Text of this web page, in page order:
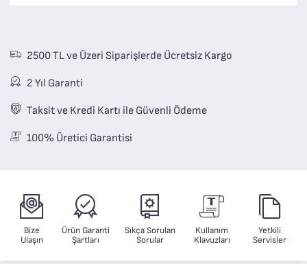
2500 TL ve Üzeri Siparişlerde Ücretsiz Kargo
2 Yıl Garanti
Taksit ve Kredi Kartı ile Güvenli Ödeme
100% Üretici Garantisi
Bize
Ulaşın
Ürün Garanti
Şartları
Sıkça Sorulan
Sorular
Kullanım
Klavuzları
Yetkili
Servisler